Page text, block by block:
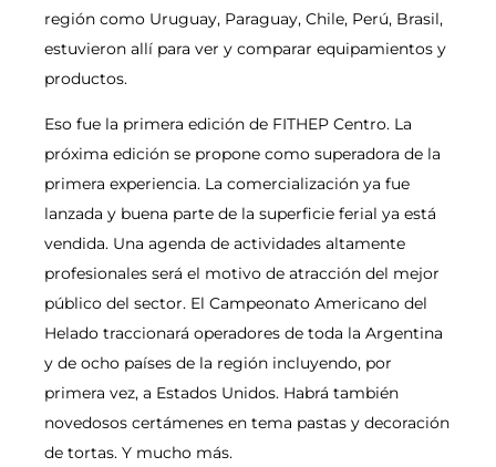
región como Uruguay, Paraguay, Chile, Perú, Brasil,
estuvieron allí para ver y comparar equipamientos y
productos.
Eso fue la primera edición de FITHEP Centro. La
próxima edición se propone como superadora de la
primera experiencia. La comercialización ya fue
lanzada y buena parte de la superficie ferial ya está
vendida. Una agenda de actividades altamente
profesionales será el motivo de atracción del mejor
público del sector. El Campeonato Americano del
Helado traccionará operadores de toda la Argentina
y de ocho países de la región incluyendo, por
primera vez, a Estados Unidos. Habrá también
novedosos certámenes en tema pastas y decoración
de tortas. Y mucho más.